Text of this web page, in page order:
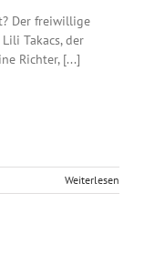
Der freiwillige
Takacs, der
Richter, [...]
Weiterlesen